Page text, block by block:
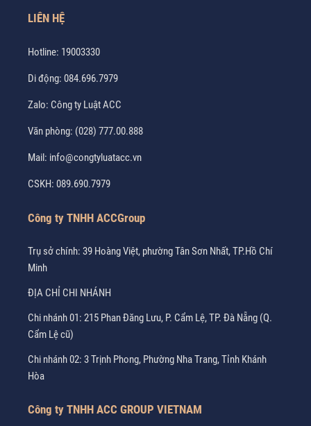
LIÊN HỆ
Hotline: 19003330
Di động: 084.696.7979
Zalo: Công ty Luật ACC
Văn phòng: (028) 777.00.888
Mail: info@congtyluatacc.vn
CSKH: 089.690.7979
Công ty TNHH ACCGroup
Trụ sở chính: 39 Hoàng Việt, phường Tân Sơn Nhất, TP.Hồ Chí
Minh
ĐỊA CHỈ CHI NHÁNH
Chi nhánh 01: 215 Phan Đăng Lưu, P. Cẩm Lệ, TP. Đà Nẵng (Q.
Cẩm Lệ cũ)
Chi nhánh 02: 3 Trịnh Phong, Phường Nha Trang, Tỉnh Khánh
Hòa
Công ty TNHH ACC GROUP VIETNAM